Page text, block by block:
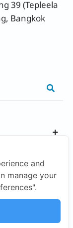
39 (Tepleela
Bangkok
and
manage your